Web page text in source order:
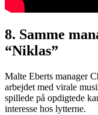
8. Samme
“Niklas”
Malte Eberts manager
arbejdet med virale
spillede på opdigtede
interesse hos lytterne.